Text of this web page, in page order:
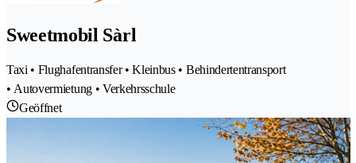
Sweetmobil Sàrl
Taxi • Flughafentransfer • Kleinbus • Behindertentransport
• Autovermietung • Verkehrsschule
Geöffnet